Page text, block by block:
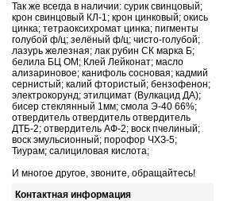
Так же всегда в наличии: сурик свинцовый;
крон свинцовый КЛ-1; крон цинковый; окись
цинка; тетраоксихромат цинка; пигменты
голубой ф/ц; зелёный ф/ц; чисто-голубой;
лазурь железная; лак рубин СК марка Б;
белила БЦ ОМ; Клей Лейконат; масло
ализариновое; канифоль сосновая; кадмий
сернистый; калий фтористый; бензофенон;
электрокорунд; этилцимат (Вулкацид ДА);
бисер стеклянный 1мм; смола Э-40 66%;
отвердитель отвердитель отвердитель
ДТБ-2; отвердитель АФ-2; воск пчелиный;
воск эмульсионный; порофор ЧХЗ-5;
Тиурам; салициловая кислота;
И многое другое, звоните, обращайтесь!
Контактная информация